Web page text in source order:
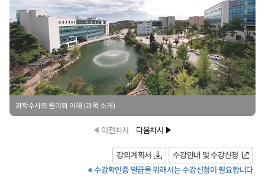
Video
과학수사의 원리와 이해 (과목 소개)
이전차시 다음차시
강의계획서
수강안내 및 수강신청
※ 수강확인증 발급을 위해서는 수강신청이 필요합니다